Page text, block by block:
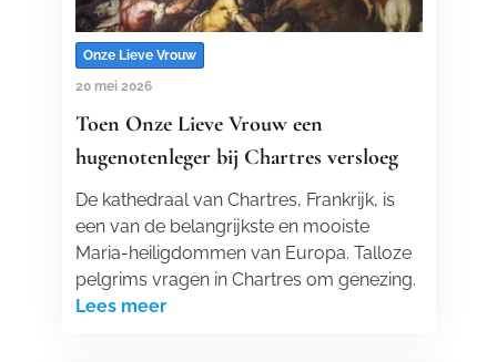
Onze Lieve Vrouw
20 mei 2026
Toen Onze Lieve Vrouw een
hugenotenleger bij Chartres versloeg
De kathedraal van Chartres, Frankrijk, is
een van de belangrijkste en mooiste
Maria-heiligdommen van Europa. Talloze
pelgrims vragen in Chartres om genezing.
Lees meer